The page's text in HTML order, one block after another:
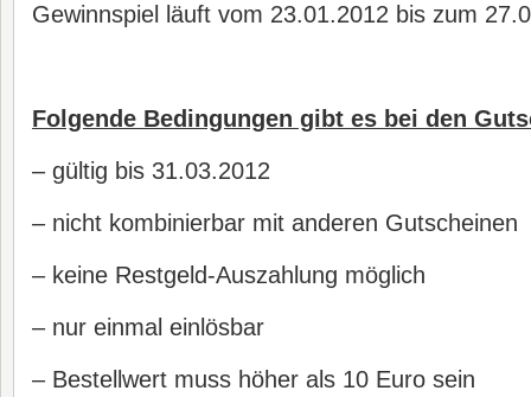
Gewinnspiel läuft vom 23.01.2012 bis zum
Folgende Bedingungen gibt es bei den
– gültig bis 31.03.2012
– nicht kombinierbar mit anderen Gutscheinen
– keine Restgeld-Auszahlung möglich
– nur einmal einlösbar
– Bestellwert muss höher als 10 Euro sein